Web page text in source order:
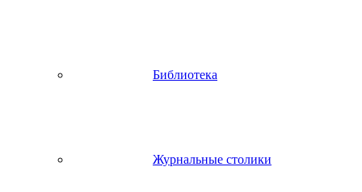
Библиотека
Журнальные столики